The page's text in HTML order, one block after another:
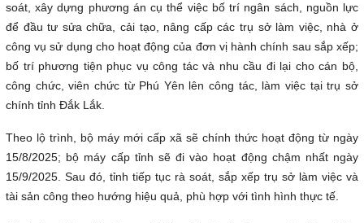
soát, xây dựng phương án cụ thể việc bố trí ngân sách, nguồn lực
để đầu tư sửa chữa, cải tạo, nâng cấp các trụ sở làm việc, nhà ở
công vụ sử dụng cho hoạt động của đơn vị hành chính sau sắp xếp;
bố trí phương tiện phục vụ công tác và nhu cầu đi lại cho cán bộ,
công chức, viên chức từ Phú Yên lên công tác, làm việc tại trụ sở
chính tỉnh Đắk Lắk.
Theo lộ trình, bộ máy mới cấp xã sẽ chính thức hoạt động từ ngày
15/8/2025; bộ máy cấp tỉnh sẽ đi vào hoạt động chậm nhất ngày
15/9/2025. Sau đó, tỉnh tiếp tục rà soát, sắp xếp trụ sở làm việc và
tài sản công theo hướng hiệu quả, phù hợp với tình hình thực tế.